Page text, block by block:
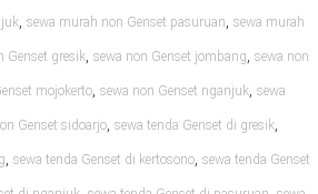
, sewa murah non Genset pasuruan, sewa murah
Genset gresik, sewa non Genset jombang, sewa non
mojokerto, sewa non Genset nganjuk, sewa
Genset sidoarjo, sewa tenda Genset di gresik,
, sewa tenda Genset di kertosono, sewa tenda Genset